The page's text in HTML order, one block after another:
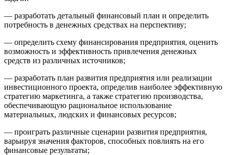
— разработать детальный финансовый план и определить
потребность в денежных средствах на перспективу;
— определить схему финансирования предприятия, оценить
возможность и эффективность привлечения денежных
средств из различных источников;
— разработать план развития предприятия или реализации
инвестиционного проекта, определив наиболее эффективную
стратегию маркетинга, а также стратегию производства,
обеспечи­вающую рациональное использование
материальных, людских и финансовых ресурсов;
— проиграть различные сценарии развития предприятия,
варь­ируя значения факторов, способных повлиять на его
финансовые результаты;